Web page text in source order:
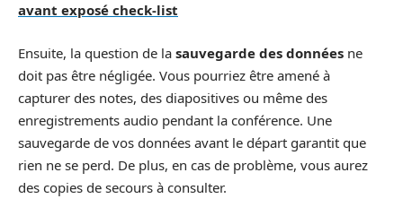
avant exposé check-list
Ensuite, la question de la sauvegarde des données ne
doit pas être négligée. Vous pourriez être amené à
capturer des notes, des diapositives ou même des
enregistrements audio pendant la conférence. Une
sauvegarde de vos données avant le départ garantit que
rien ne se perd. De plus, en cas de problème, vous aurez
des copies de secours à consulter.